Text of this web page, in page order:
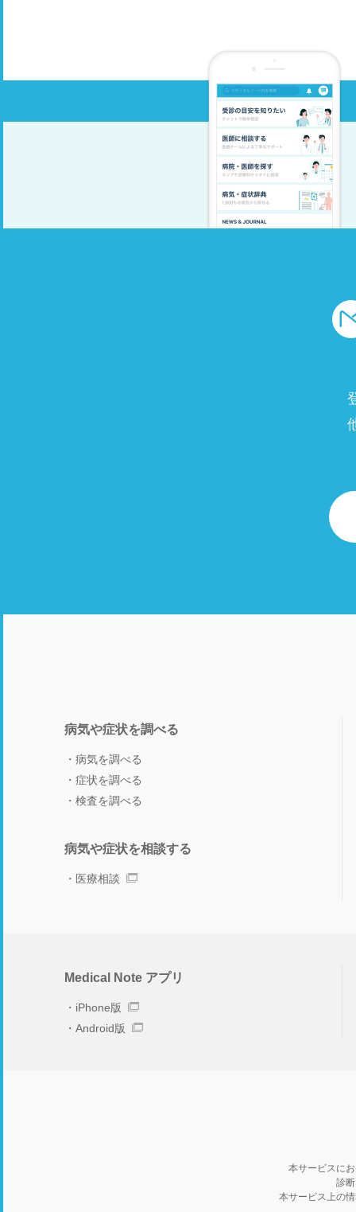
病気や症状を調べる
病気を調べる
症状を調べる
検査を調べる
病気や症状を相談する
医療相談
Medical Note アプリ
iPhone版
Android版
本サービスに
診
本サービス上の